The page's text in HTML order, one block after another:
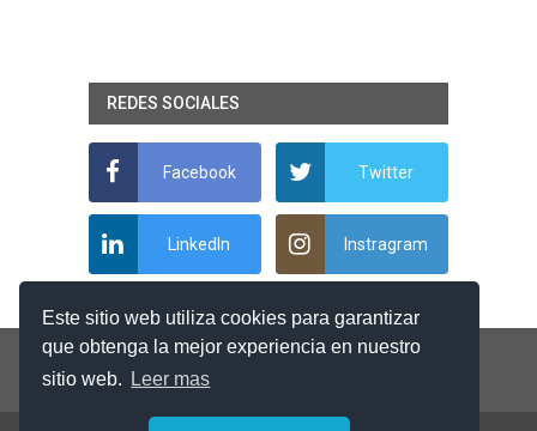
Este sitio web utiliza cookies para garantizar
que obtenga la mejor experiencia en nuestro
sitio web.
Leer mas
REDES SOCIALES
Facebook Twitter
LinkedIn Instragram